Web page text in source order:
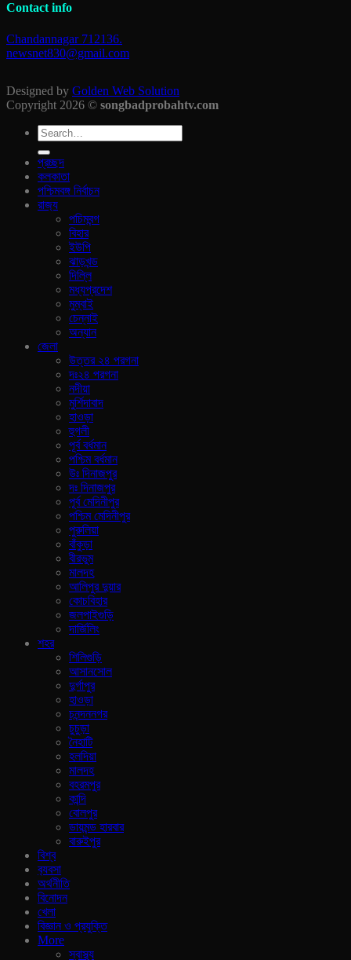
Contact info
Chandannagar 712136.
newsnet830@gmail.com
Designed by Golden Web Solution
Copyright 2026 © songbadprobahtv.com
প্রচ্ছদ
কলকাতা
পশ্চিমবঙ্গ নির্বাচন
রাজ‍্য
পচিমবন্গ
বিহার
ইউপি
ঝাড়খন্ড
দিল্লি
মধ্যপ্রদেশ
মুম্বাই
চেন্নাই
অন্যান
জেলা
উত্তর ২৪ পরগনা
দঃ২৪ পরগনা
নদীয়া
মুর্শিদাবাদ
হাওড়া
হুগলী
পূর্ব বর্ধমান
পশ্চিম বর্ধমান
উঃ দিনাজপুর
দঃ দিনাজপুর
পূর্ব মেদিনীপুর
পশ্চিম মেদিনীপুর
পুরুলিয়া
বাঁকুড়া
বীরভুম
মালদহ
আলিপুর দুয়ার
কোচবিহার
জলপাইগুড়ি
দার্জিলিং
শহর
শিলিগুড়ি
আসানসোল
দুর্গাপুর
হাওড়া
চনন্দননগর
চুচুড়া
নৈহাটি
হলদিয়া
মালদহ
বহরমপুর
কান্দি
বোলপুর
ডায়মন্ড হারবার
বারুইপুর
বিশ্ব
ব‍্যবসা
অর্থনীতি
বিনোদন
খেলা
বিজ্ঞান ও প্রযুক্তি
More
স্বাস্থ্য